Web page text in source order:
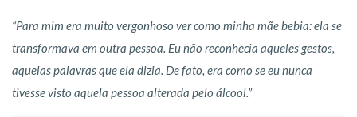
“Para mim era muito vergonhoso ver como minha mãe bebia: ela se
transformava em outra pessoa. Eu não reconhecia aqueles gestos,
aquelas palavras que ela dizia. De fato, era como se eu nunca
tivesse visto aquela pessoa alterada pelo álcool.”